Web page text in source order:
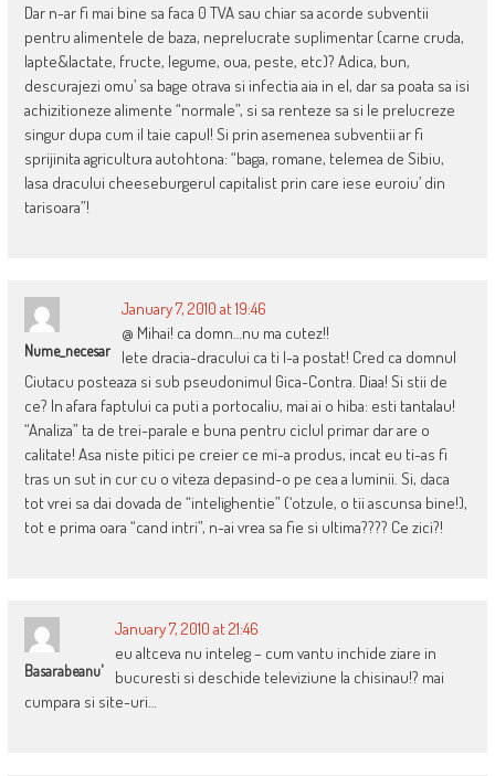
Dar n-ar fi mai bine sa faca 0 TVA sau chiar sa acorde subventii
pentru alimentele de baza, neprelucrate suplimentar (carne cruda,
lapte&lactate, fructe, legume, oua, peste, etc)? Adica, bun,
descurajezi omu’ sa bage otrava si infectia aia in el, dar sa poata sa isi
achizitioneze alimente “normale”, si sa renteze sa si le prelucreze
singur dupa cum il taie capul! Si prin asemenea subventii ar fi
sprijinita agricultura autohtona: “baga, romane, telemea de Sibiu,
lasa dracului cheeseburgerul capitalist prin care iese euroiu’ din
tarisoara”!
Nume_necesar
January 7, 2010 at 19:46
@ Mihai! ca domn…nu ma cutez!!
Iete dracia-dracului ca ti l-a postat! Cred ca domnul
Ciutacu posteaza si sub pseudonimul Gica-Contra. Diaa! Si stii de
ce? In afara faptului ca puti a portocaliu, mai ai o hiba: esti tantalau!
“Analiza” ta de trei-parale e buna pentru ciclul primar dar are o
calitate! Asa niste pitici pe creier ce mi-a produs, incat eu ti-as fi
tras un sut in cur cu o viteza depasind-o pe cea a luminii. Si, daca
tot vrei sa dai dovada de “intelighentie” (‘otzule, o tii ascunsa bine!),
tot e prima oara “cand intri”, n-ai vrea sa fie si ultima???? Ce zici?!
Basarabeanu'
January 7, 2010 at 21:46
eu altceva nu inteleg – cum vantu inchide ziare in
bucuresti si deschide televiziune la chisinau!? mai
cumpara si site-uri…